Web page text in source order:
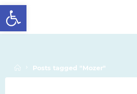
Werkzeugleiste öffnen
Skip
to
content
SCHALLENBERGSCHULE
HomePosts tagged "Mozer"